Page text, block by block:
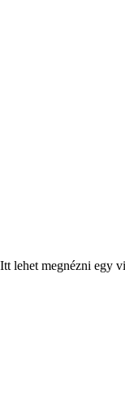
Itt lehet megnézni egy